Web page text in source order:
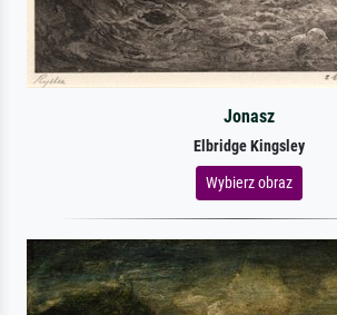
Jonasz
Elbridge Kingsley
Wybierz obraz